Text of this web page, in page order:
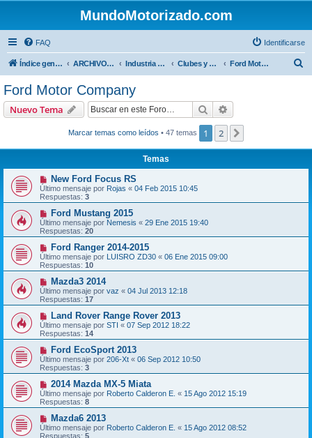
MundoMotorizado.com
FAQ Identificarse
Índice general ARCHIVO HASTA 2018 Industria automotriz Clubes y Marcas Ford Motor Company
Ford Motor Company
Nuevo Tema Buscar
Marcar temas como leídos • 47 temas 1 2
Temas
New Ford Focus RS
Último mensaje por Rojas « 04 Feb 2015 10:45
Respuestas: 3
Ford Mustang 2015
Último mensaje por Nemesis « 29 Ene 2015 19:40
Respuestas: 20
Ford Ranger 2014-2015
Último mensaje por LUISRO ZD30 « 06 Ene 2015 09:00
Respuestas: 10
Mazda3 2014
Último mensaje por vaz « 04 Jul 2013 12:18
Respuestas: 17
Land Rover Range Rover 2013
Último mensaje por STI « 07 Sep 2012 18:22
Respuestas: 14
Ford EcoSport 2013
Último mensaje por 206-Xt « 06 Sep 2012 10:50
Respuestas: 3
2014 Mazda MX-5 Miata
Último mensaje por Roberto Calderon E. « 15 Ago 2012 15:19
Respuestas: 8
Mazda6 2013
Último mensaje por Roberto Calderon E. « 15 Ago 2012 08:52
Respuestas: 5